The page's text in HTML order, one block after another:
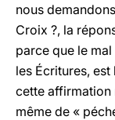
nous
Croix ?, la
parce que le
les Écritures,
cette affirmation
même de «